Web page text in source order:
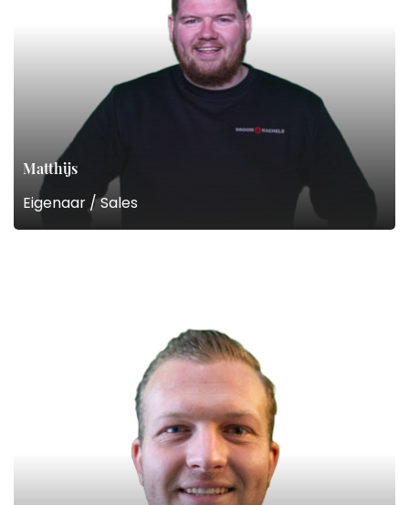
Matthijs
Eigenaar / Sales